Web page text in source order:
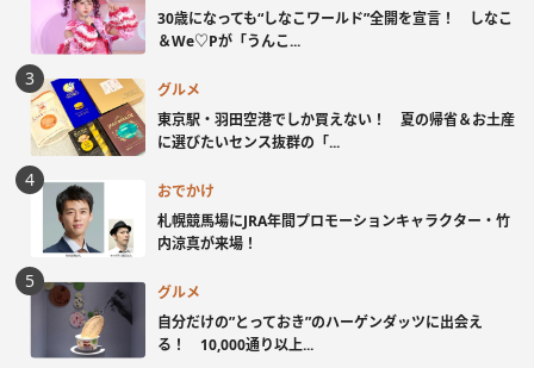
30歳になっても“しなこワールド”全開を宣言！ しなこ
＆We♡Pが「うんこ...
グルメ
東京駅・羽田空港でしか買えない！ 夏の帰省＆お土産
に選びたいセンス抜群の「...
おでかけ
札幌競馬場にJRA年間プロモーションキャラクター・竹
内涼真が来場！
グルメ
自分だけの”とっておき”のハーゲンダッツに出会え
る！ 10,000通り以上...